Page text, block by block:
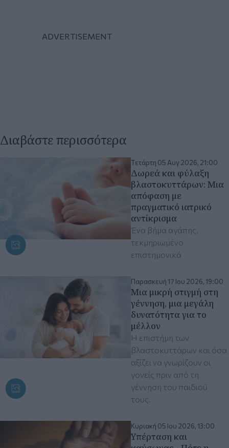
Διαβάστε περισσότερα
Τετάρτη 05 Αυγ 2026, 21:00
Δωρεά και φύλαξη
βλαστοκυττάρων: Mια
απόφαση με
πραγματικό ιατρικό
αντίκρισμα
Ένα βήμα αγάπης,
τεκμηριωμένο
επιστημονικά
Παρασκευή 17 Ιου 2026, 19:00
Μια μικρή στιγμή στη
γέννηση, μια μεγάλη
δυνατότητα για το
μέλλον
Η επιστήμη των
βλαστοκυττάρων και όσα
αξίζει να γνωρίζουν οι
γονείς πριν από τη
γέννηση του παιδιού
τους.
Κυριακή 05 Ιου 2026, 13:00
Υπέρταση και